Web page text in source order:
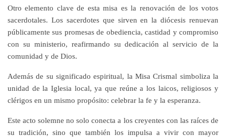
Otro elemento clave de esta misa es la renovación de los votos
sacerdotales. Los sacerdotes que sirven en la diócesis renuevan
públicamente sus promesas de obediencia, castidad y compromiso
con su ministerio, reafirmando su dedicación al servicio de la
comunidad y de Dios.
Además de su significado espiritual, la Misa Crismal simboliza la
unidad de la Iglesia local, ya que reúne a los laicos, religiosos y
clérigos en un mismo propósito: celebrar la fe y la esperanza.
Este acto solemne no solo conecta a los creyentes con las raíces de
su tradición, sino que también los impulsa a vivir con mayor